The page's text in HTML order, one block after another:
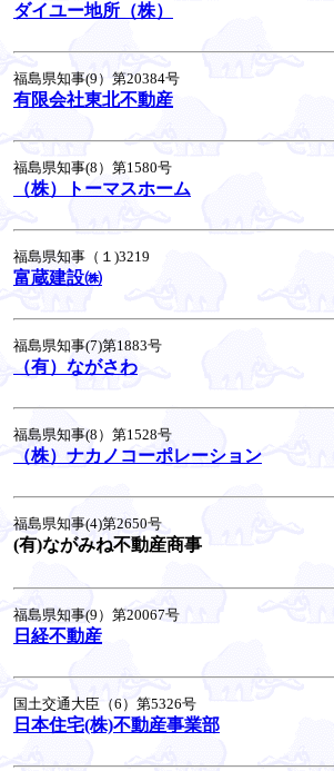
ダイユー地所（株）
福島県知事(9）第20384号
有限会社東北不動産
福島県知事(8）第1580号
（株）トーマスホーム
福島県知事（１)3219
富蔵建設㈱
福島県知事(7)第1883号
（有）ながさわ
福島県知事(8）第1528号
（株）ナカノコーポレーション
福島県知事(4)第2650号
(有)ながみね不動産商事
福島県知事(9）第20067号
日経不動産
国土交通大臣（6）第5326号
日本住宅(株)不動産事業部